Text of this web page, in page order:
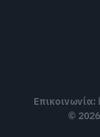
Επικοινωνία:
©